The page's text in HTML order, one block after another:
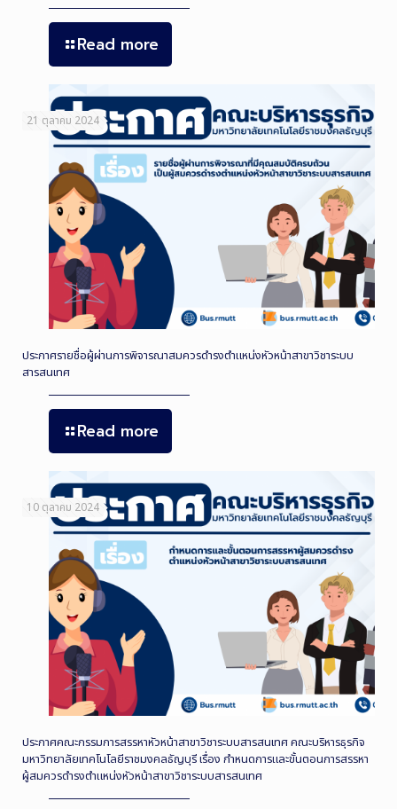
Read more
21 ตุลาคม 2024
ประกาศรายชื่อผู้ผ่านการพิจารณาสมควรดำรงตำแหน่งหัวหน้าสาขาวิชาระบบ
สารสนเทศ
Read more
10 ตุลาคม 2024
ประกาศคณะกรรมการสรรหาหัวหน้าสาขาวิชาระบบสารสนเทศ คณะบริหารธุรกิจ
มหาวิทยาลัยเทคโนโลยีราชมงคลธัญบุรี เรื่อง กำหนดการและขั้นตอนการสรรหา
ผู้สมควรดำรงตำแหน่งหัวหน้าสาขาวิชาระบบสารสนเทศ